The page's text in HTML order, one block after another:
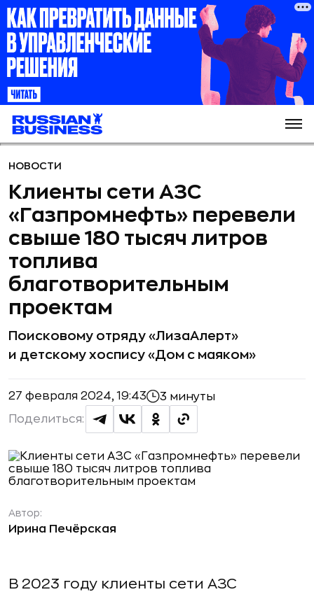
НОВОСТИ
Клиенты сети АЗС
«Газпромнефть» перевели
свыше 180 тысяч литров
топлива
благотворительным
проектам
Поисковому отряду «ЛизаАлерт»
и детскому хоспису «Дом с маяком»
27 февраля 2024, 19:43 3 минуты
Поделиться:
Автор:
Ирина Печёрская
В 2023 году клиенты сети АЗС